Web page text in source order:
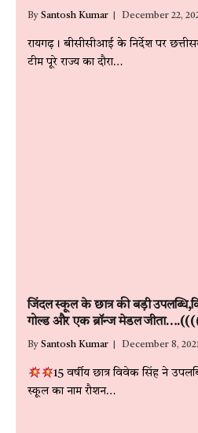
By Santosh Kumar December 22,
रायगढ़। बीसीसीआई के निर्देश पर
टीम पूरे राज्य का दौरा…
जिंदल स्कूल के छात्र की बड़ी
गोल्ड और एक ब्रॉन्ज मेडल
By Santosh Kumar December 8,
15 वर्षीय छात्र विवेक सिंह ने
स्कूल का नाम रौशन…